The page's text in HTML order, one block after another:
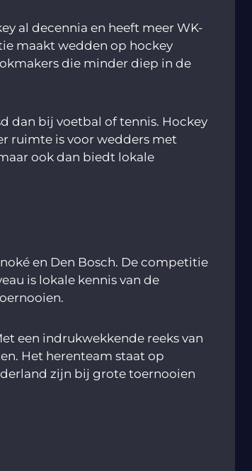
al decennia en heeft meer WK-
maakt wedden op hockey
die minder diep in de
dan bij voetbal of tennis. Hockey
ruimte is voor wedders met
ook dan biedt lokale
en Den Bosch. De competitie
is lokale kennis van de
een indrukwekkende reeks van
Het herenteam staat op
zijn bij grote toernooien